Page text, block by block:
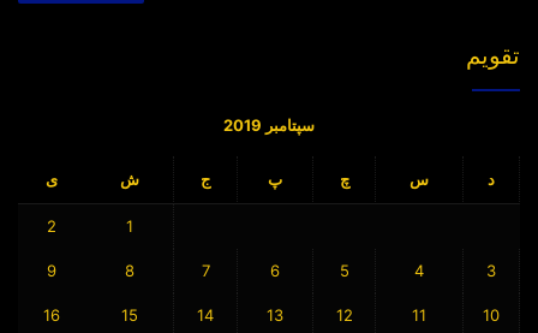
تقویم
سپتامبر 2019
د س چ پ ج ش ی
1
2
3
4
5
6
7
8
9
10
11
12
13
14
15
16